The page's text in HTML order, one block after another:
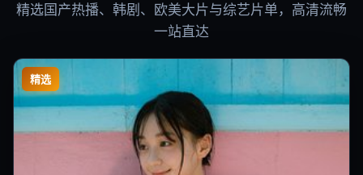
精选国产热播、韩剧、欧美大片与综艺片单，高清流畅
一站直达
精选